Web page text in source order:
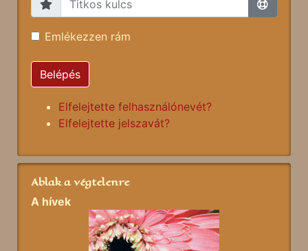
Emlékezzen rám
Belépés
Elfelejtette felhasználónevét?
Elfelejtette jelszavát?
Ablak a végtelenre
A hívek